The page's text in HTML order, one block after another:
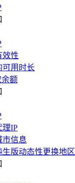
效性
可用时长
额
理IP
市信息
版动态性更换地区